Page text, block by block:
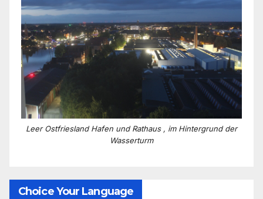
Leer Ostfriesland Hafen und Rathaus , im Hintergrund der
Wasserturm
Choice Your Language